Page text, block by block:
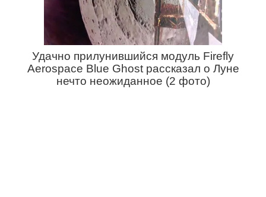
Удачно прилунившийся модуль Firefly
Aerospace Blue Ghost рассказал о Луне
нечто неожиданное (2 фото)